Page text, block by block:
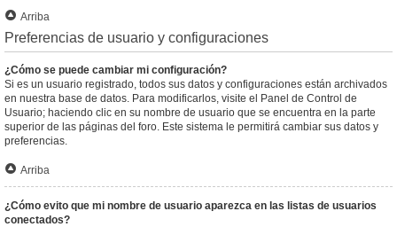
Arriba
Preferencias de usuario y configuraciones
¿Cómo se puede cambiar mi configuración?
Si es un usuario registrado, todos sus datos y configuraciones están archivados
en nuestra base de datos. Para modificarlos, visite el Panel de Control de
Usuario; haciendo clic en su nombre de usuario que se encuentra en la parte
superior de las páginas del foro. Este sistema le permitirá cambiar sus datos y
preferencias.
Arriba
¿Cómo evito que mi nombre de usuario aparezca en las listas de usuarios
conectados?